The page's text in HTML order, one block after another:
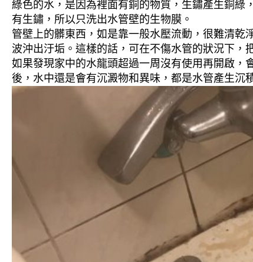
綠色的水，是因為裡面有銅的物質，生鏽產生銅綠
有生鏽，所以只洗出水管壁的生物膜。
管壁上的髒東西，如是靠一般水壓流動，很難清
波沖出汙垢。這樣的話，可在不傷水管的狀況下，
如果發現家中的水龍頭超過一周沒有使用再開啟，
後，水中還是會有沉澱物和異味，都是水管產生沉